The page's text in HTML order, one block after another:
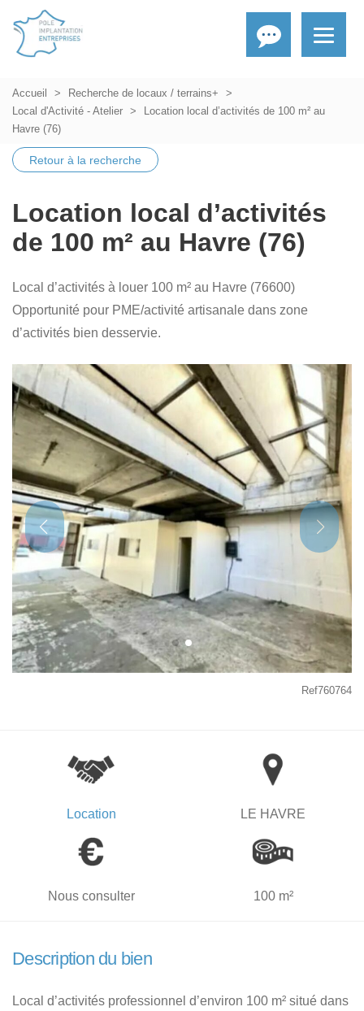
Accueil
Recherche de locaux / terrains+
Local d'Activité - Atelier
Location local d’activités de 100 m² au
Havre (76)
Retour à la recherche
Location local d’activités
de 100 m² au Havre (76)
Local d’activités à louer 100 m² au Havre (76600) 
Opportunité pour PME/activité artisanale dans zone
d’activités bien desservie.
Ref760764
Location LE HAVRE
Nous consulter 100 m²
Description du bien
Local d’activités professionnel d’environ 100 m² situé dans